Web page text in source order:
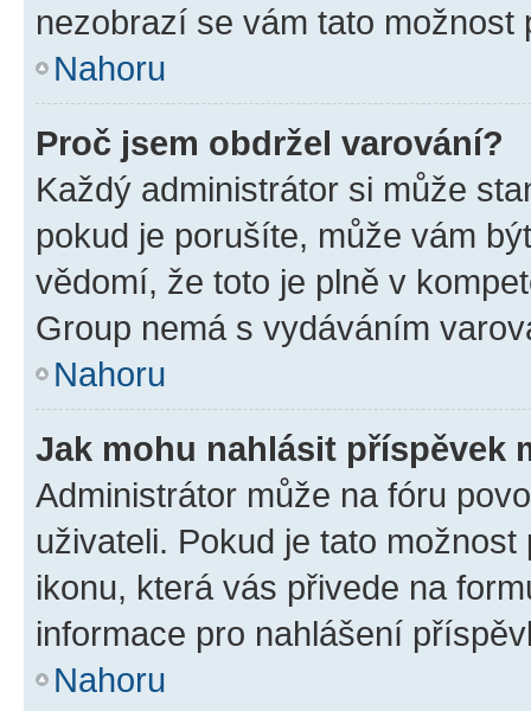
nezobrazí se vám tato
Nahoru
Proč jsem obdržel varování?
Každý administrátor si může
pokud je porušíte, může vám
vědomí, že toto je plně v
Group nemá s vydáváním
Nahoru
Jak mohu nahlásit příspěvek
Administrátor může na fóru
uživateli. Pokud je tato
ikonu, která vás přivede na
informace pro nahlášení
Nahoru